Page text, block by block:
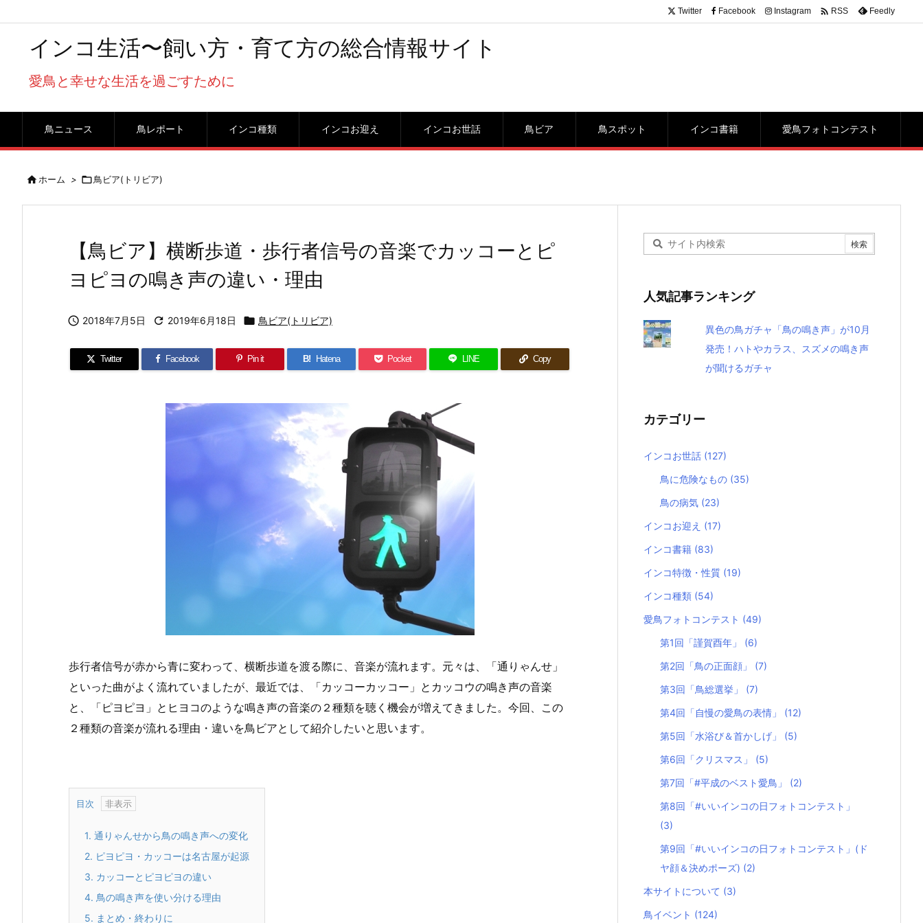
インコ生活〜飼い方・育て方の総合情報サイト
愛鳥と幸せな生活を過ごすために
鳥ニュース 鳥レポート インコ種類 インコお迎え インコお世話 鳥ビア 鳥スポット インコ書籍 愛鳥フォトコンテスト
Twitter Facebook Instagram  RSS Feedly
ホーム > 鳥ビア(トリビア)
【鳥ビア】横断歩道・歩行者信号の音楽でカッコーとピ
ヨピヨの鳴き声の違い・理由
 2018年7月5日  2019年6月18日  鳥ビア(トリビア)
Twitter Facebook Pin it B! Hatena Pocket LINE Copy
歩行者信号が赤から青に変わって、横断歩道を渡る際に、音楽が流れます。元々は、「通りゃんせ」
といった曲がよく流れていましたが、最近では、「カッコーカッコー」とカッコウの鳴き声の音楽
と、「ピヨピヨ」とヒヨコのような鳴き声の音楽の２種類を聴く機会が増えてきました。今回、この
２種類の音楽が流れる理由・違いを鳥ビアとして紹介したいと思います。
目次
1. 通りゃんせから鳥の鳴き声への変化
2. ピヨピヨ・カッコーは名古屋が起源
3. カッコーとピヨピヨの違い
4. 鳥の鳴き声を使い分ける理由
5. まとめ・終わりに
人気記事ランキング
異色の鳥ガチャ「鳥の鳴き声」が10月
発売！ハトやカラス、スズメの鳴き声
が聞けるガチャ
カテゴリー
インコお世話 (127)
鳥に危険なもの (35)
鳥の病気 (23)
インコお迎え (17)
インコ書籍 (83)
インコ特徴・性質 (19)
インコ種類 (54)
愛鳥フォトコンテスト (49)
第1回「謹賀酉年」 (6)
第2回「鳥の正面顔」 (7)
第3回「鳥総選挙」 (7)
第4回「自慢の愛鳥の表情」 (12)
第5回「水浴び＆首かしげ」 (5)
第6回「クリスマス」 (5)
第7回「#平成のベスト愛鳥」 (2)
第8回「#いいインコの日フォトコンテスト」
(3)
第9回「#いいインコの日フォトコンテスト」(ド
ヤ顔＆決めポーズ) (2)
本サイトについて (3)
鳥イベント (124)